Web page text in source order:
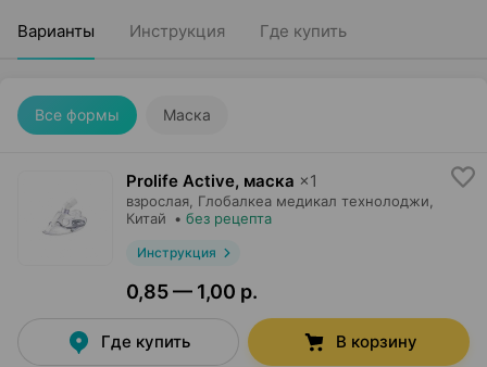
Варианты Инструкция Где купить
Все формы Маска
Prolife Active, маска ×1
взрослая, Глобалкеа медикал технолоджи
Китай • без рецепта
Инструкция
0,85 — 1,00 р.
Где купить В корзину